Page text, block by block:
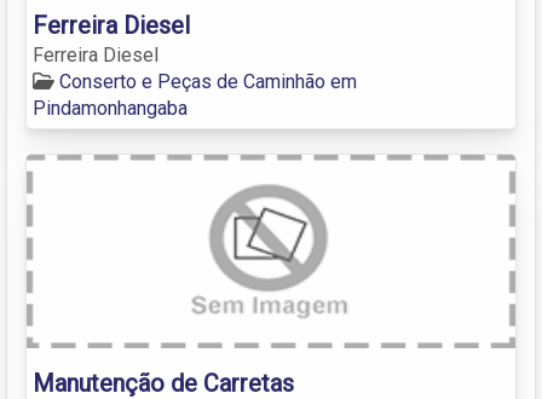
Ferreira Diesel
Ferreira Diesel
Conserto e Peças de Caminhão em
Pindamonhangaba
Manutenção de Carretas